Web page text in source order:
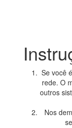
Se você
rede. O
outros
Nos